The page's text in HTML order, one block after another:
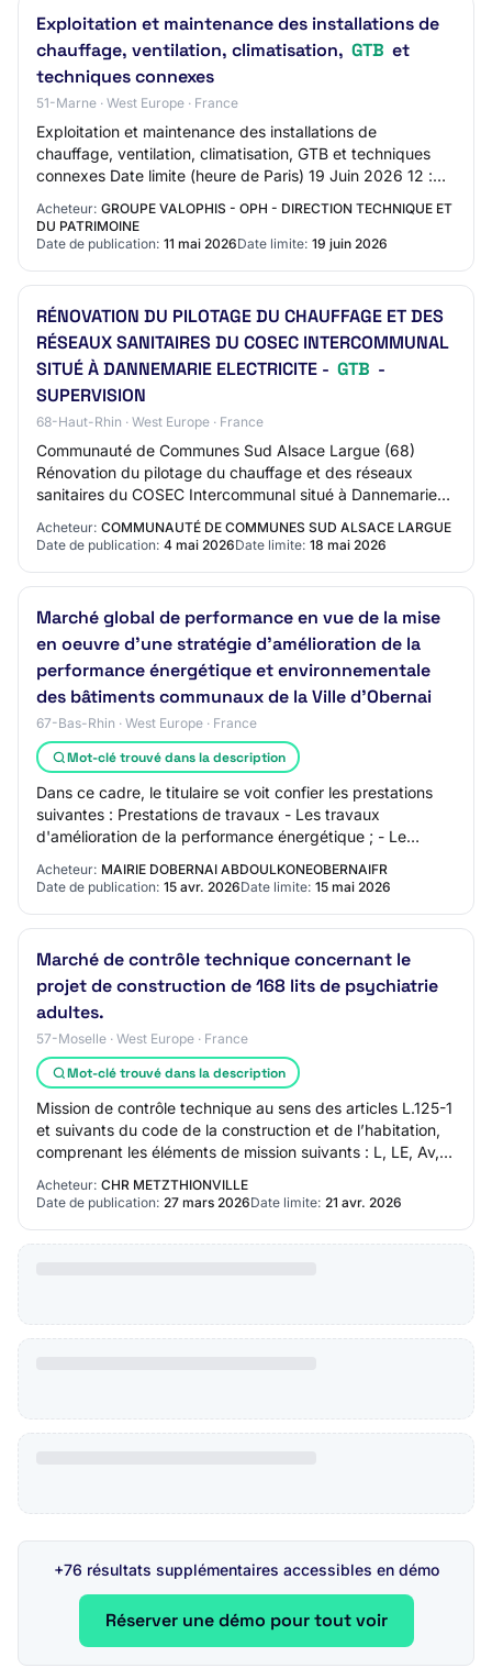
Exploitation et maintenance des installations de
chauffage, ventilation, climatisation, GTB et
techniques connexes
51-Marne · West Europe · France
Exploitation et maintenance des installations de
chauffage, ventilation, climatisation, GTB et techniques
connexes Date limite (heure de Paris) 19 Juin 2026 12 :
Acheteur: GROUPE VALOPHIS - OPH - DIRECTION TECHNIQUE ET
DU PATRIMOINE
Date de publication: 11 mai 2026Date limite: 19 juin 2026
RÉNOVATION DU PILOTAGE DU CHAUFFAGE ET DES
RÉSEAUX SANITAIRES DU COSEC INTERCOMMUNAL
SITUÉ À DANNEMARIE ELECTRICITE - GTB -
SUPERVISION
68-Haut-Rhin · West Europe · France
Communauté de Communes Sud Alsace Largue (68)
Rénovation du pilotage du chauffage et des réseaux
sanitaires du COSEC Intercommunal situé à Dannemarie
ELECTRICITE - GTB - SUPERVISION Référence
CCSAL_6…
Acheteur: COMMUNAUTÉ DE COMMUNES SUD ALSACE LARGUE
Date de publication: 4 mai 2026Date limite: 18 mai 2026
Marché global de performance en vue de la mise
en oeuvre d'une stratégie d'amélioration de la
performance énergétique et environnementale
des bâtiments communaux de la Ville d'Obernai
67-Bas-Rhin · West Europe · France
Mot-clé trouvé dans la description
Dans ce cadre, le titulaire se voit confier les prestations
suivantes : Prestations de travaux - Les travaux
d'amélioration de la performance énergétique ; - Le
Acheteur: MAIRIE DOBERNAI ABDOULKONEOBERNAIFR
Date de publication: 15 avr. 2026Date limite: 15 mai 2026
Marché de contrôle technique concernant le
projet de construction de 168 lits de psychiatrie
adultes.
57-Moselle · West Europe · France
Mot-clé trouvé dans la description
Mission de contrôle technique au sens des articles L.125-1
et suivants du code de la construction et de l’habitation,
comprenant les éléments de mission suivants : L, LE, Av,
Acheteur: CHR METZTHIONVILLE
Date de publication: 27 mars 2026Date limite: 21 avr. 2026
+76 résultats supplémentaires accessibles en démo
Réserver une démo pour tout voir